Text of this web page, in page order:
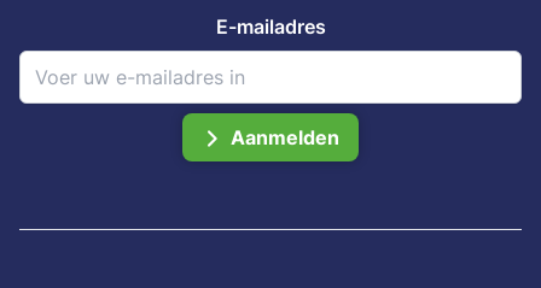
E-mailadres
Aanmelden